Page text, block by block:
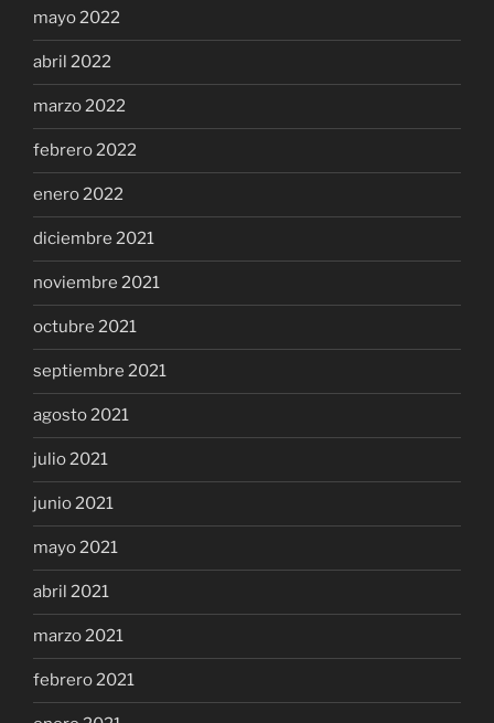
mayo 2022
abril 2022
marzo 2022
febrero 2022
enero 2022
diciembre 2021
noviembre 2021
octubre 2021
septiembre 2021
agosto 2021
julio 2021
junio 2021
mayo 2021
abril 2021
marzo 2021
febrero 2021